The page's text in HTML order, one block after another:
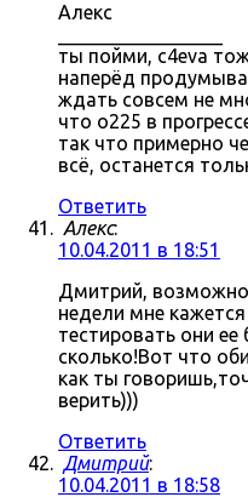
Алекс
ты пойми, c4eva
наперёд
ждать совсем не
что о225 в
так что примерно
всё, останется
Ответить
Алекс:
10.04.2011 в 18:51
Дмитрий,
недели мне
тестировать они ее
сколько!Вот что
как ты
верить)))
Ответить
Дмитрий:
10.04.2011 в 18:58